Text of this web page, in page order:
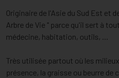
Originaire de l'Asie du Sud Est et
Arbre de Vie " parce qu'il sert à
médecine, habitation, outils, …
Très utilisée partout où les
présence, la graisse ou beurre